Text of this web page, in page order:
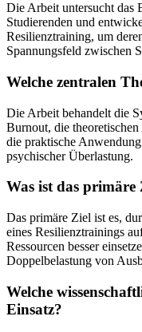
Die Arbeit untersucht das
Studierenden und
Resilienztraining, um
Spannungsfeld zwischen
Welche zentralen
Die Arbeit behandelt die
Burnout, die
die praktische
psychischer Überlastung.
Was ist das
Das primäre Ziel ist es,
eines Resilienztrainings
Ressourcen besser
Doppelbelastung von
Welche
Einsatz?